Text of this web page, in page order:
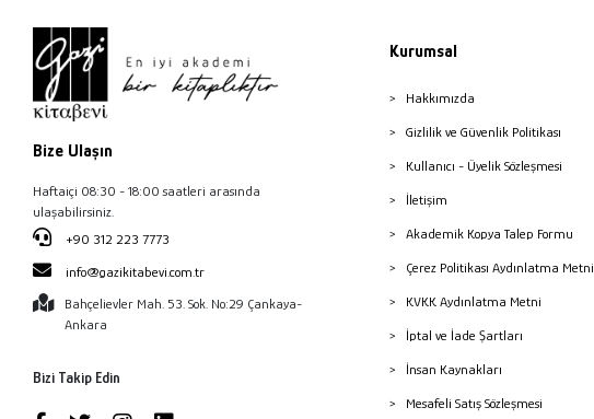
Bize Ulaşın
Haftaiçi 08:30 - 18:00 saatleri arasında
ulaşabilirsiniz.
+90 312 223 7773
info@gazikitabevi.com.tr
Bahçelievler Mah. 53. Sok. No:29 Çankaya-
Ankara
Bizi Takip Edin
Kurumsal
Hakkımızda
Gizlilik ve Güvenlik Politikası
Kullanıcı - Üyelik Sözleşmesi
İletişim
Akademik Kopya Talep Formu
Çerez Politikası Aydınlatma Metni
KVKK Aydınlatma Metni
İptal ve İade Şartları
İnsan Kaynakları
Mesafeli Satış Sözleşmesi